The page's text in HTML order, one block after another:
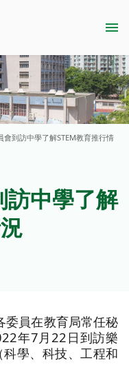
會到訪中學了解STEM教育推行情
訪中學了解
委員在教育局常任秘
年7月22日到訪樂
學、科技、工程和